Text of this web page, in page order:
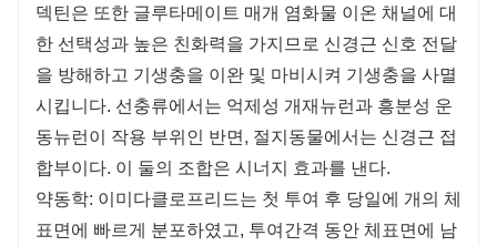
덱틴은 또한 글루타메이트 매개 염화물 이온 채널에 대
한 선택성과 높은 친화력을 가지므로 신경근 신호 전달
을 방해하고 기생충을 이완 및 마비시켜 기생충을 사멸
시킵니다. 선충류에서는 억제성 개재뉴런과 흥분성 운
동뉴런이 작용 부위인 반면, 절지동물에서는 신경근 접
합부이다. 이 둘의 조합은 시너지 효과를 낸다.
약동학: 이미다클로프리드는 첫 투여 후 당일에 개의 체
표면에 빠르게 분포하였고, 투여간격 동안 체표면에 남